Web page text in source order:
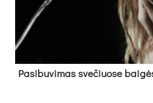
Pa­si­bu­vi­mas sve­čiuo­se